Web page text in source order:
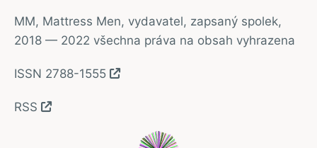
MM, Mattress Men, vydavatel, zapsaný spolek,
2018 — 2022 všechna práva na obsah vyhrazena
ISSN 2788-1555
RSS